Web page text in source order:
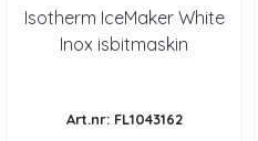
Isotherm IceMaker White
Inox isbitmaskin
Art.nr: FL1043162